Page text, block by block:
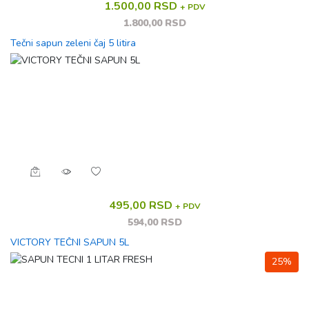
1.500,00 RSD + PDV
1.800,00 RSD
Tečni sapun zeleni čaj 5 litira
495,00 RSD + PDV
594,00 RSD
VICTORY TEČNI SAPUN 5L
25%